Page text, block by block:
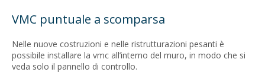
VMC puntuale a scomparsa
Nelle nuove costruzioni e nelle ristrutturazioni pesanti è
possibile installare la vmc all’interno del muro, in modo che si
veda solo il pannello di controllo.